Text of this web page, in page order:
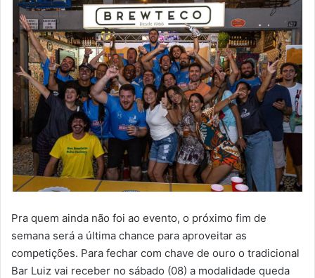
Pra quem ainda não foi ao evento, o próximo fim de
semana será a última chance para aproveitar as
competições. Para fechar com chave de ouro o tradicional
Bar Luiz vai receber no sábado (08) a modalidade queda